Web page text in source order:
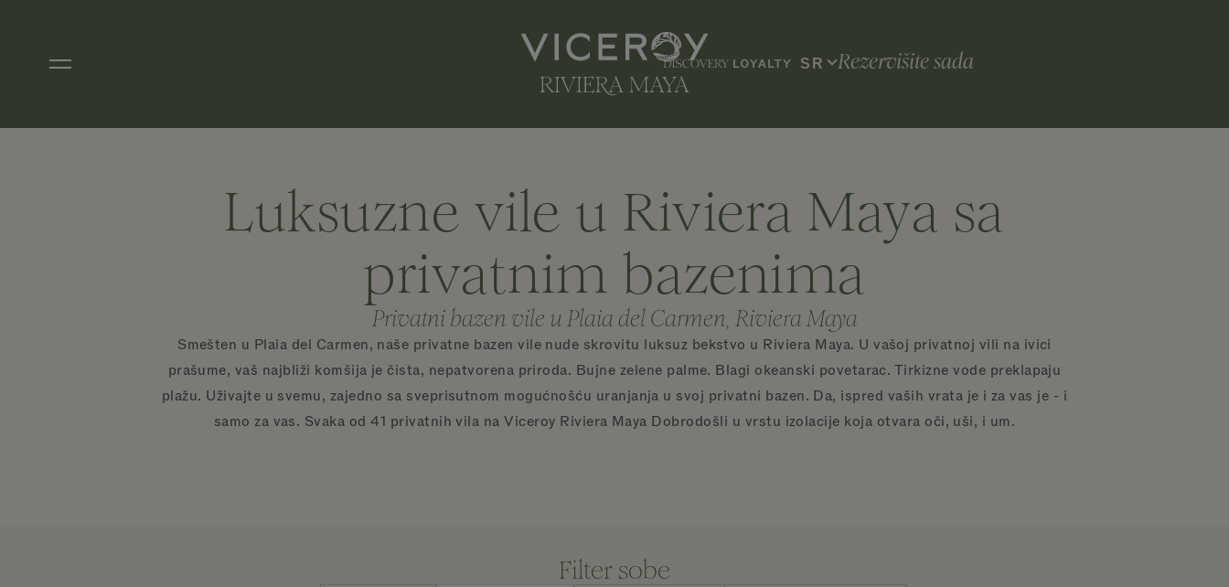
SR Rezervišite sada
Luksuzne vile u Riviera Maya sa
privatnim bazenima
Privatni bazen vile u Plaia del Carmen, Riviera Maya
Smešten u Plaia del Carmen, naše privatne bazen vile nude skrovitu luksuz bekstvo u Riviera Maya. U vašoj privatnoj vili na ivici
prašume, vaš najbliži komšija je čista, nepatvorena priroda. Bujne zelene palme. Blagi okeanski povetarac. Tirkizne vode preklapaju
plažu. Uživajte u svemu, zajedno sa sveprisutnom mogućnošću uranjanja u svoj privatni bazen. Da, ispred vaših vrata je i za vas je - i
samo za vas. Svaka od 41 privatnih vila na Viceroy Riviera Maya Dobrodošli u vrstu izolacije koja otvara oči, uši, i um.
Filter sobe